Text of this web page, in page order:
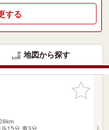
する
地図から探す
お気に入
りに追加
歩15分.車3分